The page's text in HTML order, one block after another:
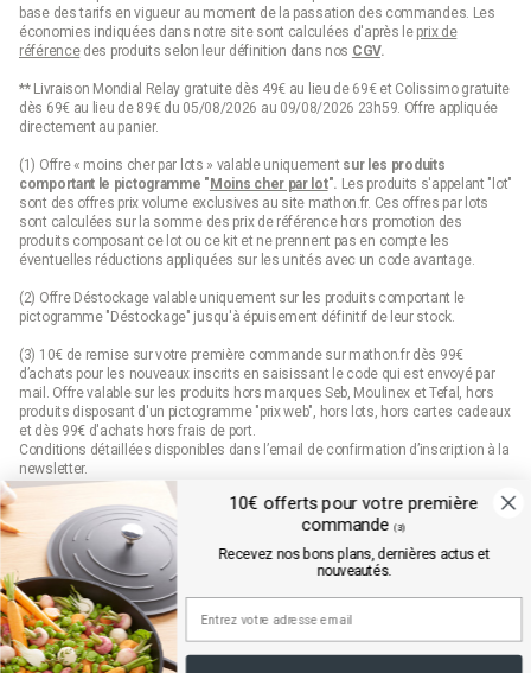
base des tarifs en vigueur au moment de la passation des commandes. Les
économies indiquées dans notre site sont calculées d'après le prix de
référencedes produits selon leur définition dans nos CGV.
** Livraison Mondial Relay gratuite dès 49€ au lieu de 69€ et Colissimo gratuite
dès 69€ au lieu de 89€ du 05/08/2026 au 09/08/2026 23h59. Offre appliquée
directement au panier.
(1) Offre « moins cher par lots » valable uniquement sur les produits
comportant le pictogramme "Moins cher par lot". Les produits s'appelant "lot"
sont des offres prix volume exclusives au site mathon.fr. Ces offres par lots
sont calculées sur la somme des prix de référence hors promotion des
produits composant ce lot ou ce kit et ne prennent pas en compte les
éventuelles réductions appliquées sur les unités avec un code avantage.
(2) Offre Déstockage valable uniquement sur les produits comportant le
pictogramme "Déstockage" jusqu'à épuisement définitif de leur stock.
(3) 10€ de remise sur votre première commande sur mathon.fr dès 99€
d’achats pour les nouveaux inscrits en saisissant le code qui est envoyé par
mail. Offre valable sur les produits hors marques Seb, Moulinex et Tefal, hors
produits disposant d'un pictogramme "prix web", hors lots, hors cartes cadeaux
et dès 99€ d'achats hors frais de port.
Conditions détaillées disponibles dans l’email de confirmation d’inscription à la
newsletter.
(4) Offre « Prix web » valable uniquement sur les produits comportant le
pictogramme "prix web". Les produits indiqués "prix web" sont des offres
exclusives au site mathon.fr. Offre non applicable en magasin ou en catalogue.
Mathon.fr est membre de la FEVAD (fédération du e-commerce et de la vente à
distance)
10€ offerts pour votre première
commande (3)
Recevez nos bons plans, dernières actus et
nouveautés.